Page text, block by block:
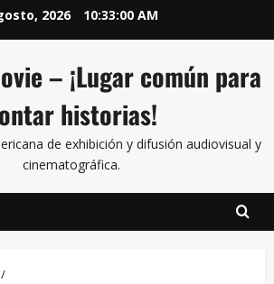
2026 10:33:00 AM
– ¡Lugar común para
historias!
de exhibición y difusión audiovisual y
cinematográfica.